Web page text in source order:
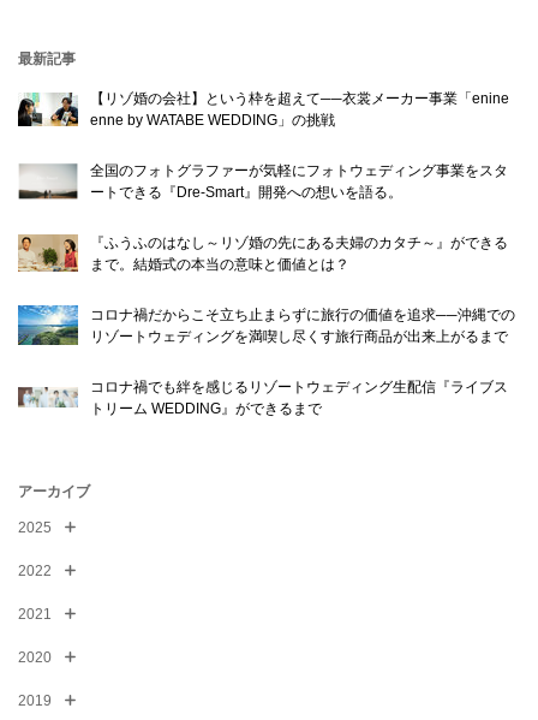
最新記事
【リゾ婚の会社】という枠を超えて──衣裳メーカー事業「enine
enne by WATABE WEDDING」の挑戦
全国のフォトグラファーが気軽にフォトウェディング事業をスタ
ートできる『Dre-Smart』開発への想いを語る。
『ふうふのはなし～リゾ婚の先にある夫婦のカタチ～』ができる
まで。結婚式の本当の意味と価値とは？
コロナ禍だからこそ立ち止まらずに旅行の価値を追求──沖縄での
リゾートウェディングを満喫し尽くす旅行商品が出来上がるまで
コロナ禍でも絆を感じるリゾートウェディング生配信『ライブス
トリーム WEDDING』ができるまで
アーカイブ
2025
2022
2021
2020
2019